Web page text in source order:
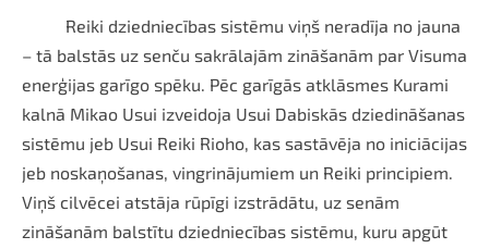
Reiki dziedniecības sistēmu viņš neradīja no jauna
– tā balstās uz senču sakrālajām zināšanām par Visuma
enerģijas garīgo spēku. Pēc garīgās atklāsmes Kurami
kalnā Mikao Usui izveidoja Usui Dabiskās dziedināšanas
sistēmu jeb Usui Reiki Rioho, kas sastāvēja no iniciācijas
jeb noskaņošanas, vingrinājumiem un Reiki principiem.
Viņš cilvēcei atstāja rūpīgi izstrādātu, uz senām
zināšanām balstītu dziedniecības sistēmu, kuru apgūt